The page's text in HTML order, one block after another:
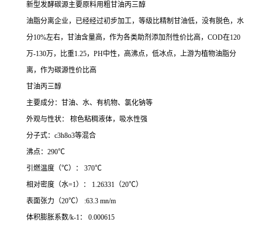
新型发酵碳源主要原料用粗甘油丙三醇
油脂分离企业，已经经过初步加工，等级比精制甘油低，没有脱色，水
分10%左右，甘油含量高，作为各类助剂添加剂性价比高，COD在120
万-130万，比重1.25，PH中性，高沸点，低冰点，上游为植物油脂分
离，作为碳源性价比高
甘油丙三醇
主要成分：甘油、水、有机物、氯化钠等
外观与性状： 棕色粘稠液体，吸水性强
分子式：c3h8o3等混合
沸点：290℃
引燃温度（℃）： 370℃
相对密度（水=1）： 1.26331（20℃）
表面张力（20℃） :63.3 mn/m
体积膨胀系数/k-1： 0.000615